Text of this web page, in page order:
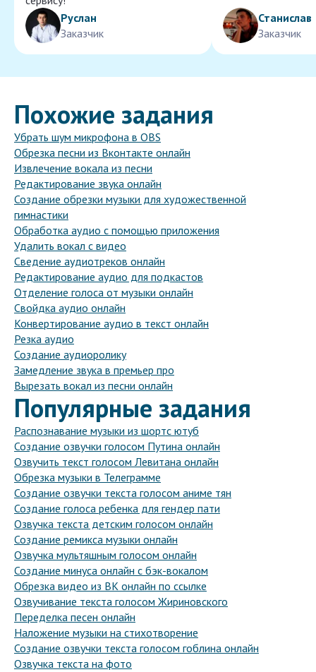
Руслан
Заказчик
Станислав
Заказчик
Похожие задания
Убрать шум микрофона в OBS
Обрезка песни из Вконтакте онлайн
Извлечение вокала из песни
Редактирование звука онлайн
Создание обрезки музыки для художественной
гимнастики
Обработка аудио с помощью приложения
Удалить вокал с видео
Сведение аудиотреков онлайн
Редактирование аудио для подкастов
Отделение голоса от музыки онлайн
Свойдка аудио онлайн
Конвертирование аудио в текст онлайн
Резка аудио
Создание аудиоролику
Замедление звука в премьер про
Вырезать вокал из песни онлайн
Популярные задания
Распознавание музыки из шортс ютуб
Создание озвучки голосом Путина онлайн
Озвучить текст голосом Левитана онлайн
Обрезка музыки в Телеграмме
Создание озвучки текста голосом аниме тян
Создание голоса ребенка для гендер пати
Озвучка текста детским голосом онлайн
Создание ремикса музыки онлайн
Озвучка мультяшным голосом онлайн
Создание минуса онлайн с бэк-вокалом
Обрезка видео из ВК онлайн по ссылке
Озвучивание текста голосом Жириновского
Переделка песен онлайн
Наложение музыки на стихотворение
Создание озвучки текста голосом гоблина онлайн
Озвучка текста на фото